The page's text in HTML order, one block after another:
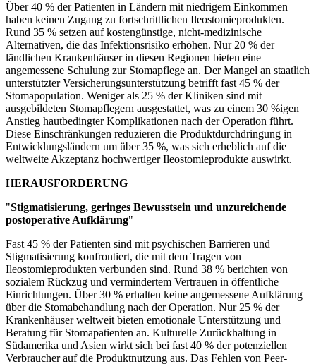
Über 40 % der Patienten in Ländern mit niedrigem Einkommen
haben keinen Zugang zu fortschrittlichen Ileostomieprodukten.
Rund 35 % setzen auf kostengünstige, nicht-medizinische
Alternativen, die das Infektionsrisiko erhöhen. Nur 20 % der
ländlichen Krankenhäuser in diesen Regionen bieten eine
angemessene Schulung zur Stomapflege an. Der Mangel an staatlich
unterstützter Versicherungsunterstützung betrifft fast 45 % der
Stomapopulation. Weniger als 25 % der Kliniken sind mit
ausgebildeten Stomapflegern ausgestattet, was zu einem 30 %igen
Anstieg hautbedingter Komplikationen nach der Operation führt.
Diese Einschränkungen reduzieren die Produktdurchdringung in
Entwicklungsländern um über 35 %, was sich erheblich auf die
weltweite Akzeptanz hochwertiger Ileostomieprodukte auswirkt.
HERAUSFORDERUNG
"Stigmatisierung, geringes Bewusstsein und unzureichende
postoperative Aufklärung"
Fast 45 % der Patienten sind mit psychischen Barrieren und
Stigmatisierung konfrontiert, die mit dem Tragen von
Ileostomieprodukten verbunden sind. Rund 38 % berichten von
sozialem Rückzug und vermindertem Vertrauen in öffentliche
Einrichtungen. Über 30 % erhalten keine angemessene Aufklärung
über die Stomabehandlung nach der Operation. Nur 25 % der
Krankenhäuser weltweit bieten emotionale Unterstützung und
Beratung für Stomapatienten an. Kulturelle Zurückhaltung in
Südamerika und Asien wirkt sich bei fast 40 % der potenziellen
Verbraucher auf die Produktnutzung aus. Das Fehlen von Peer-